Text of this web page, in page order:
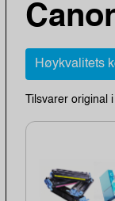
Høykvalitets
Tilsvarer original